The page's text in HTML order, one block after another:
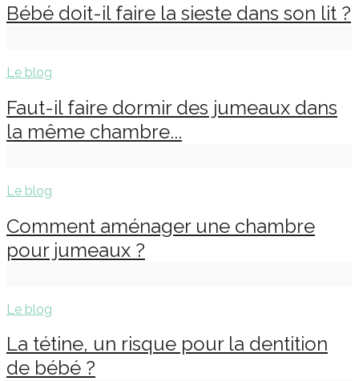
Bébé doit-il faire la sieste dans son lit ?
Le blog
Faut-il faire dormir des jumeaux dans
la même chambre...
Le blog
Comment aménager une chambre
pour jumeaux ?
Le blog
La tétine, un risque pour la dentition
de bébé ?